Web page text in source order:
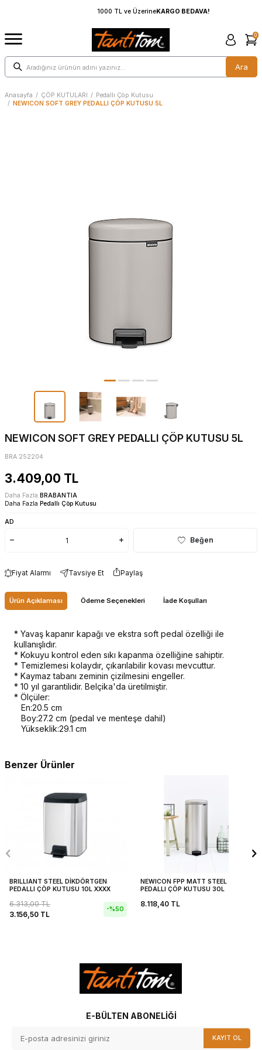
1000 TL ve ÜzerineKARGO BEDAVA!
Ara
0
Anasayfa / ÇÖP KUTULARI / Pedallı Çöp Kutusu
/ NEWICON SOFT GREY PEDALLI ÇÖP KUTUSU 5L
NEWICON SOFT GREY PEDALLI ÇÖP KUTUSU 5L
BRA 252204
3.409,00 TL
Daha Fazla BRABANTIA
Daha Fazla Pedallı Çöp Kutusu
AD
Beğen
Fiyat Alarmı Tavsiye Et Paylaş
Ürün Açıklaması Ödeme Seçenekleri İade Koşulları
* Yavaş kapanır kapağı ve ekstra soft pedal özelliği ile
kullanışlıdır.
* Kokuyu kontrol eden sıkı kapanma özelliğine sahiptir.
* Temizlemesi kolaydır, çıkarılabilir kovası mevcuttur.
* Kaymaz tabanı zeminin çizilmesini engeller.
* 10 yıl garantilidir. Belçika'da üretilmiştir.
* Ölçüler:
En:20.5 cm
Boy:27.2 cm (pedal ve menteşe dahil)
Yükseklik:29.1 cm
Benzer Ürünler
BRILLIANT STEEL DİKDÖRTGEN
PEDALLI ÇÖP KUTUSU 10L XXXX
6.313,00TL
3.156,50 TL
-%50
NEWICON FPP MATT STEEL
PEDALLI ÇÖP KUTUSU 30L
8.118,40TL
E-BÜLTEN ABONELIĞI
KAYIT OL